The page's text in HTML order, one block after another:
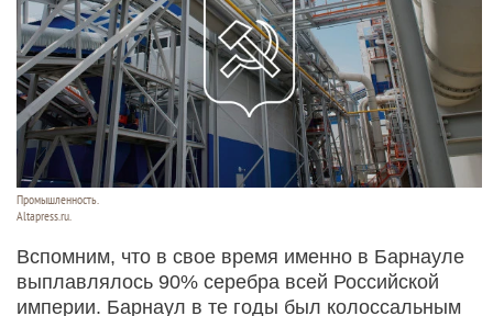
Промышленность.
Altapress.ru.
Вспомним, что в свое время именно в Барнауле
выплавлялось 90% серебра всей Российской
империи. Барнаул в те годы был колоссальным